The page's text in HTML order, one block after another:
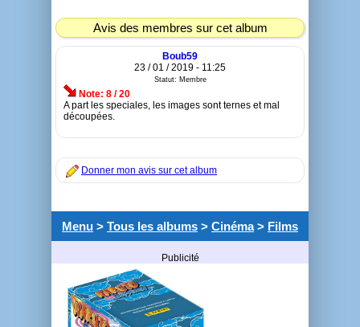
Avis des membres sur cet album
Boub59
23 / 01 / 2019 - 11:25
Statut: Membre
Note: 8 / 20
A part les speciales, les images sont ternes et mal
découpées.
Donner mon avis sur cet album
Menu > Tous les albums > Cinéma> Films
Publicité